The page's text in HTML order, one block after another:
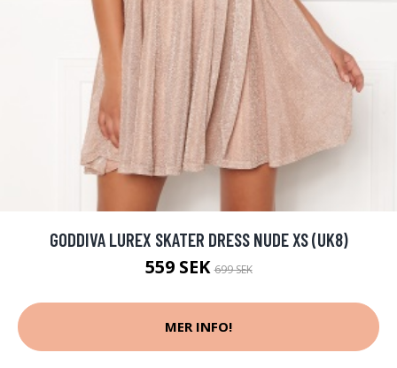
GODDIVA LUREX SKATER DRESS NUDE XS (UK8)
559 SEK699 SEK
MER INFO!